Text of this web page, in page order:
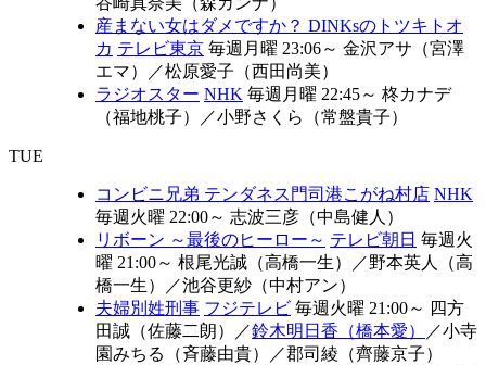
産まない女はダメですか？ DINKsのトツキトオ
カ テレビ東京 毎週月曜 23:06～ 金沢アサ（宮澤
エマ）
／松原愛子（西田尚美）
ラジオスター NHK 毎週月曜 22:45～ 柊カナデ
（福地桃子）
／小野さくら（常盤貴子）
TUE
コンビニ兄弟 テンダネス門司港こがね村店 NHK
毎週火曜 22:00～ 志波三彦（中島健人）
リボーン ～最後のヒーロー～ テレビ朝日 毎週火
曜 21:00～ 根尾光誠（高橋一生） ／野本英人（高
橋一生）
／池谷更紗（中村アン）
夫婦別姓刑事 フジテレビ 毎週火曜 21:00～ 四方
田誠（佐藤二朗）
／鈴木明日香（橋本愛） ／小寺
園みちる（斉藤由貴）
／郡司綾（齊藤京子）